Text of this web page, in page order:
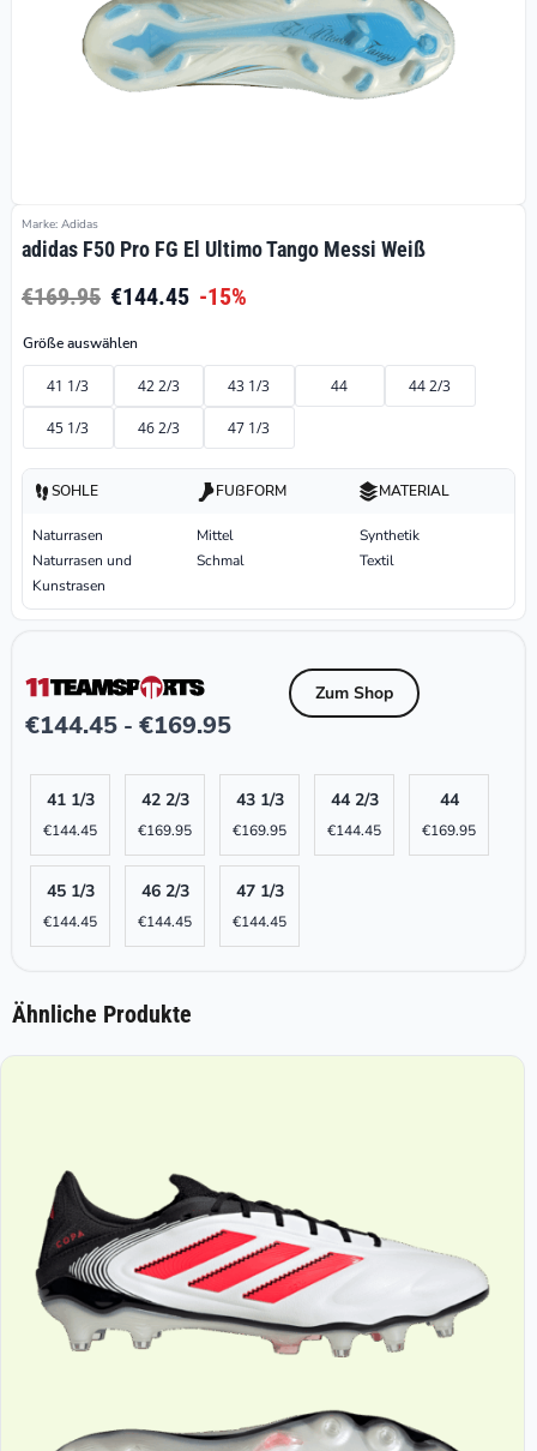
Marke: Adidas
adidas F50 Pro FG El Ultimo Tango Messi Weiß
€169.95 €144.45 -15%
Größe auswählen
41 1/3 42 2/3 43 1/3 44 44 2/3
45 1/3 46 2/3 47 1/3
SOHLE
Naturrasen
Naturrasen und
Kunstrasen
FUßFORM
Mittel
Schmal
MATERIAL
Synthetik
Textil
€144.45 - €169.95
Zum Shop
41 1/3
€144.45
42 2/3
€169.95
43 1/3
€169.95
44 2/3
€144.45
44
€169.95
45 1/3
€144.45
46 2/3
€144.45
47 1/3
€144.45
Ähnliche Produkte